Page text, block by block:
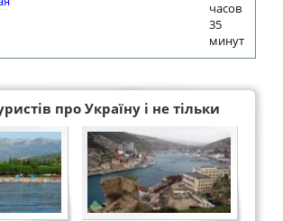
часов
35
минут
про Україну і не тільки